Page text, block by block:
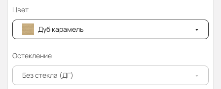
Цвет
Дуб карамель
Остекление
Без стекла (ДГ)